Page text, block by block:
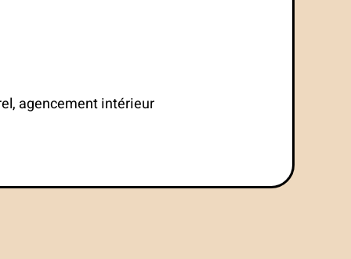
agencement intérieur